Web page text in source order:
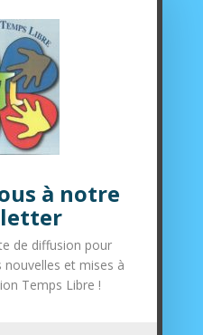
réseaux sociaux
à notre
de diffusion pour
nouvelles et mises à
Temps Libre !